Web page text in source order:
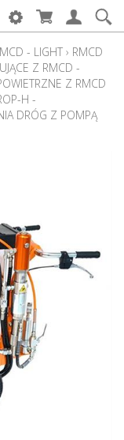
- LIGHT › RMCD
Z RMCD -
Z RMCD
H -
DRÓG Z POMPĄ